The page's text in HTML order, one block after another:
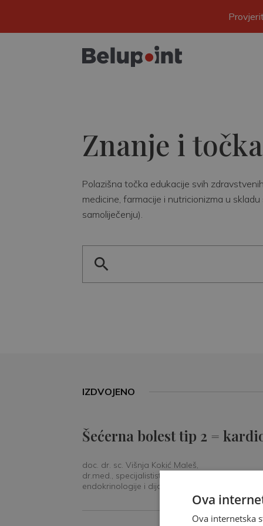
Znanje i točka
Polazišna točka edukacije svih
medicine, farmacije i nutricionizma u
samoliječenju).
IZDVOJENO
Šećerna bolest tip 2 =
doc. dr. sc. Višnja Kokić Maleš,
dr.med., specijalististica
endokrinologije i dijabetologije
Ova
Ova internetska